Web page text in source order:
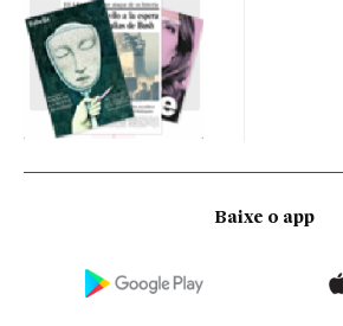
Baixe o app